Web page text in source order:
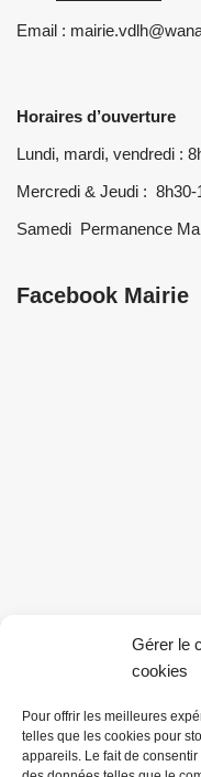
Gérer le
cookies
Pour offrir les meilleures
telles que les cookies pour
appareils. Le fait de
Email :
Horaires d’ouverture
Lundi, mardi, vendredi :
Mercredi & Jeudi : 8h30-
Samedi Permanence
Facebook Mairie